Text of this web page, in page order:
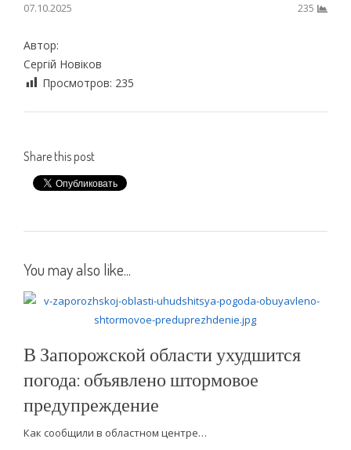
07.10.2025 235
Автор:
Сергій Новіков
Просмотров: 235
Share this post
You may also like...
В Запорожской области ухудшится
погода: объявлено штормовое
предупреждение
Как сообщили в областном центре…